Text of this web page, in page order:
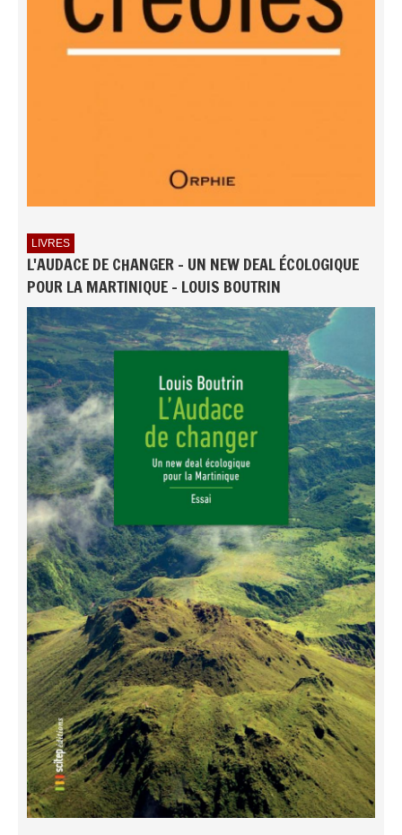
LIVRES
L'AUDACE DE CHANGER - UN NEW DEAL ÉCOLOGIQUE
POUR LA MARTINIQUE - LOUIS BOUTRIN